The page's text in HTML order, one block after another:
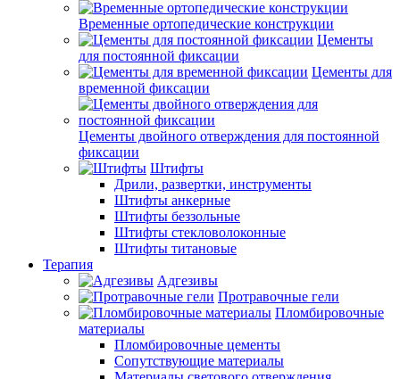
Временные ортопедические конструкции
Цементы
для постоянной фиксации
Цементы для
временной фиксации
Цементы двойного отверждения для постоянной
фиксации
Штифты
Дрили, развертки, инструменты
Штифты анкерные
Штифты беззольные
Штифты стекловолоконные
Штифты титановые
Терапия
Адгезивы
Протравочные гели
Пломбировочные
материалы
Пломбировочные цементы
Сопутствующие материалы